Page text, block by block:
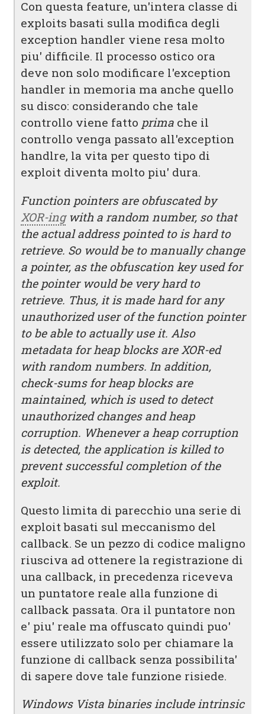
Con questa feature, un'intera classe di
exploits basati sulla modifica degli
exception handler viene resa molto
piu' difficile. Il processo ostico ora
deve non solo modificare l'exception
handler in memoria ma anche quello
su disco: considerando che tale
controllo viene fatto primache il
controllo venga passato all'exception
handlre, la vita per questo tipo di
exploit diventa molto piu' dura.
Function pointers are obfuscated by
XOR-ingwith a random number, so that
the actual address pointed to is hard to
retrieve. So would be to manually change
a pointer, as the obfuscation key used for
the pointer would be very hard to
retrieve. Thus, it is made hard for any
unauthorized user of the function pointer
to be able to actually use it. Also
metadata for heap blocks are XOR-ed
with random numbers. In addition,
check-sums for heap blocks are
maintained, which is used to detect
unauthorized changes and heap
corruption. Whenever a heap corruption
is detected, the application is killed to
prevent successful completion of the
exploit.
Questo limita di parecchio una serie di
exploit basati sul meccanismo del
callback. Se un pezzo di codice maligno
riusciva ad ottenere la registrazione di
una callback, in precedenza riceveva
un puntatore reale alla funzione di
callback passata. Ora il puntatore non
e' piu' reale ma offuscato quindi puo'
essere utilizzato solo per chiamare la
funzione di callback senza possibilita'
di sapere dove tale funzione risiede.
Windows Vista binaries include intrinsic